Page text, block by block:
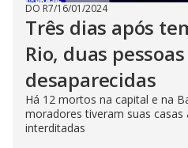
DO R7/16/01/2024
Três dias após
Rio, duas
desaparecidas
Há 12 mortos na capital e na
moradores tiveram suas
interditadas